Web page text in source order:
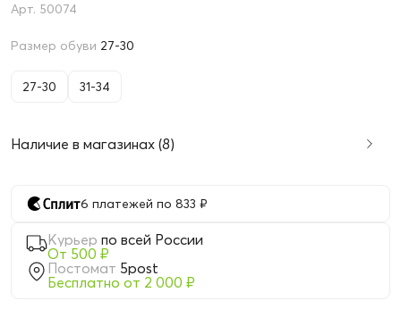
50074
Размер обуви 27-30
27-30 31-34
Наличие в магазинах (8)
6 платежей по 833 ₽
Курьер по всей России
От 500 ₽
Постомат 5post
Бесплатно от 2 000 ₽